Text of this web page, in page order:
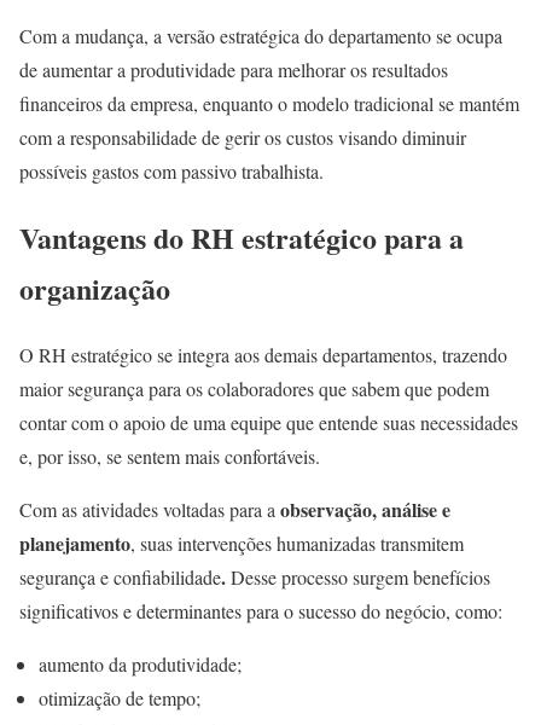
Com a mudança, a versão estratégica do departamento se ocupa
de aumentar a produtividade para melhorar os resultados
financeiros da empresa, enquanto o modelo tradicional se mantém
com a responsabilidade de gerir os custos visando diminuir
possíveis gastos com passivo trabalhista.
Vantagens do RH estratégico para a
organização
O RH estratégico se integra aos demais departamentos, trazendo
maior segurança para os colaboradores que sabem que podem
contar com o apoio de uma equipe que entende suas necessidades
e, por isso, se sentem mais confortáveis.
Com as atividades voltadas para aobservação, análise e
planejamento, suas intervenções humanizadas transmitem
segurança e confiabilidade.Desse processo surgem benefícios
significativos e determinantes para o sucesso do negócio, como:
aumento da produtividade;
otimização de tempo;